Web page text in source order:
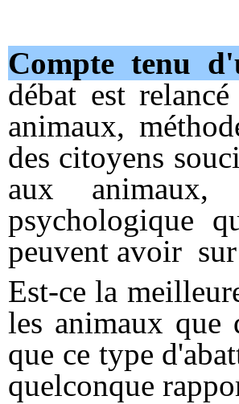
Compte tenu
débat est
animaux,
des citoyens
aux
psychologique
peuvent avoir
Est-ce la
les animaux que
que ce type
quelconque